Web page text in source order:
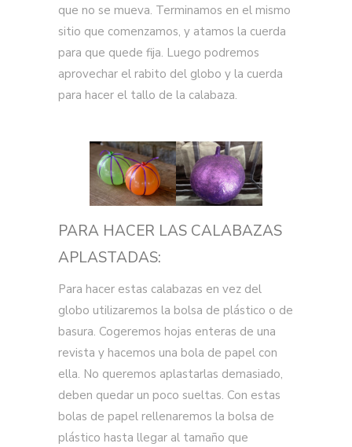
que no se mueva. Terminamos en el mismo
sitio que comenzamos, y atamos la cuerda
para que quede fija. Luego podremos
aprovechar el rabito del globo y la cuerda
para hacer el tallo de la calabaza.
PARA HACER LAS CALABAZAS
APLASTADAS:
Para hacer estas calabazas en vez del
globo utilizaremos la bolsa de plástico o de
basura. Cogeremos hojas enteras de una
revista y hacemos una bola de papel con
ella. No queremos aplastarlas demasiado,
deben quedar un poco sueltas. Con estas
bolas de papel rellenaremos la bolsa de
plástico hasta llegar al tamaño que